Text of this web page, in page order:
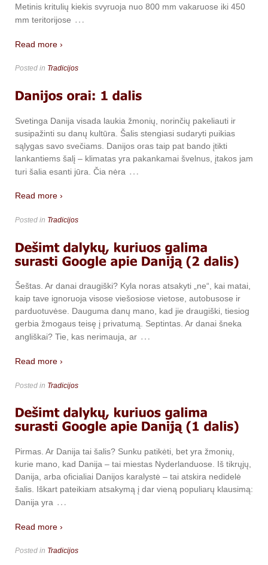
Metinis kritulių kiekis svyruoja nuo 800 mm vakaruose iki 450
mm teritorijose …
Read more ›
Posted in Tradicijos
Svetinga Danija visada laukia žmonių, norinčių pakeliauti ir
susipažinti su danų kultūra. Šalis stengiasi sudaryti puikias
sąlygas savo svečiams. Danijos oras taip pat bando įtikti
lankantiems šalį – klimatas yra pakankamai švelnus, įtakos jam
turi šalia esanti jūra. Čia nėra …
Read more ›
Posted in Tradicijos
Šeštas. Ar danai draugiški? Kyla noras atsakyti „ne“, kai matai,
kaip tave ignoruoja visose viešosiose vietose, autobusose ir
parduotuvėse. Dauguma danų mano, kad jie draugiški, tiesiog
gerbia žmogaus teisę į privatumą. Septintas. Ar danai šneka
angliškai? Tie, kas nerimauja, ar …
Read more ›
Posted in Tradicijos
Pirmas. Ar Danija tai šalis? Sunku patikėti, bet yra žmonių,
kurie mano, kad Danija – tai miestas Nyderlanduose. Iš tikrųjų,
Danija, arba oficialiai Danijos karalystė – tai atskira nedidelė
šalis. Iškart pateikiam atsakymą į dar vieną populiarų klausimą:
Danija yra …
Read more ›
Posted in Tradicijos